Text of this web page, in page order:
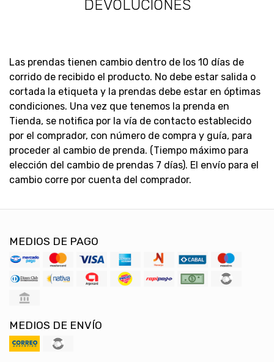
DEVOLUCIONES
Las prendas tienen cambio dentro de los 10 días de
corrido de recibido el producto. No debe estar salida o
cortada la etiqueta y la prendas debe estar en óptimas
condiciones. Una vez que tenemos la prenda en
Tienda, se notifica por la vía de contacto establecido
por el comprador, con número de compra y guía, para
proceder al cambio de prenda. (Tiempo máximo para
elección del cambio de prendas 7 días). El envío para el
cambio corre por cuenta del comprador.
MEDIOS DE PAGO
MEDIOS DE ENVÍO